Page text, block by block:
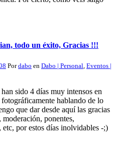
todo un éxito, Gracias !!!
Pordabo en Dabo | Personal Eventos |
sido 4 días muy intensos en
hablando de lo
que dar desde aquí las gracias
ponentes,
por estos días inolvidables -;)